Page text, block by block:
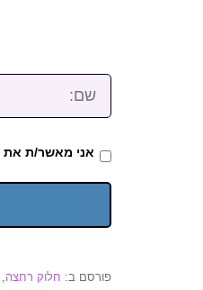
שם:
אני מאשר/ת את
פורסם ב: חלוק רחצה